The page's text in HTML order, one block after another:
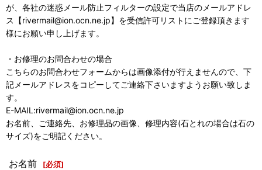
が、各社の迷惑メール防止フィルターの設定で当店のメールアドレ
ス【rivermail@ion.ocn.ne.jp】を受信許可リストにご登録頂きます
様にお願い申し上げます。
・お修理のお問合わせの場合
こちらのお問合わせフォームからは画像添付が行えませんので、下
記メールアドレスをコピーしてご連絡下さいますようお願い致しま
す。
E-MAIL:rivermail@ion.ocn.ne.jp
お名前、ご連絡先、お修理品の画像、修理内容(石とれの場合は石の
サイズ)をご明記ください。
お名前 [必須]